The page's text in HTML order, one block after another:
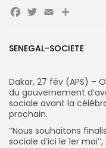
SENEGAL-SOCIETE
Dakar, 27 fév (APS) –
du gouvernement
sociale avant la
prochain.
‘’Nous souhaitons
sociale d’ici le 1er
Facebook
Twitter
Email